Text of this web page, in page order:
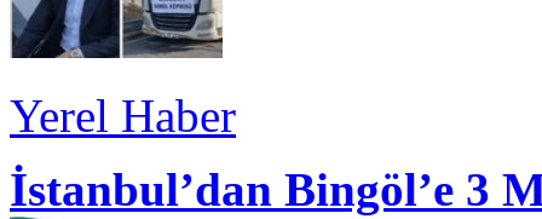
Yerel Haber
İstanbul’dan Bingöl’e 3